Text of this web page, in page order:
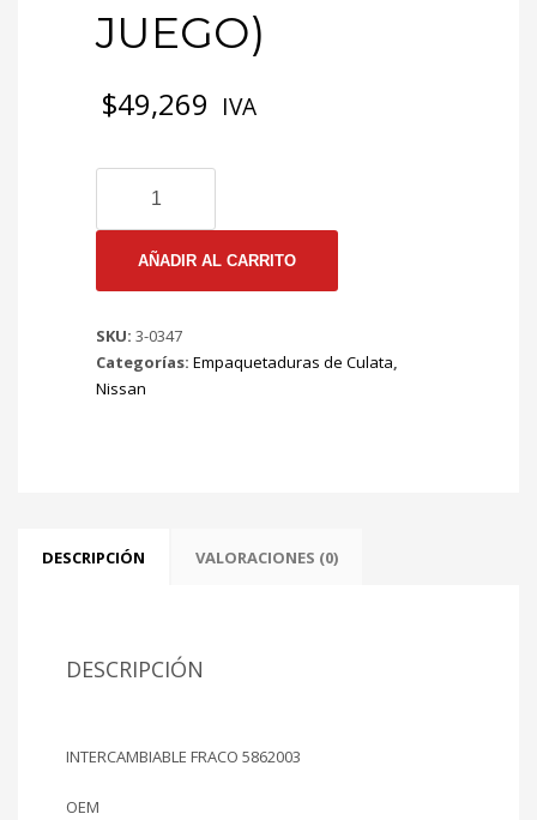
JUEGO)
$49,269 IVA
EMP
CULATA
NISSAN
PICK
UP
D21
ø
cantidad
AÑADIR AL CARRITO
SKU: 3-0347
Categorías: Empaquetaduras de Culata,
Nissan
DESCRIPCIÓN VALORACIONES (0)
DESCRIPCIÓN
INTERCAMBIABLE FRACO 5862003
OEM